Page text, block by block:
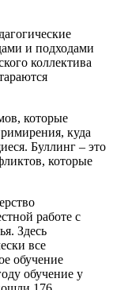
и подходами
коллектива
которые
куда
Буллинг – это
которые
работе с
Здесь
все
обучение
обучение у